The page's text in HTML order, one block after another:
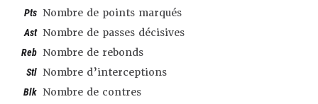
Pts Nombre de points marqués
Ast Nombre de passes décisives
Reb Nombre de rebonds
Stl Nombre d’interceptions
Blk Nombre de contres